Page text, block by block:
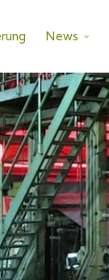
News